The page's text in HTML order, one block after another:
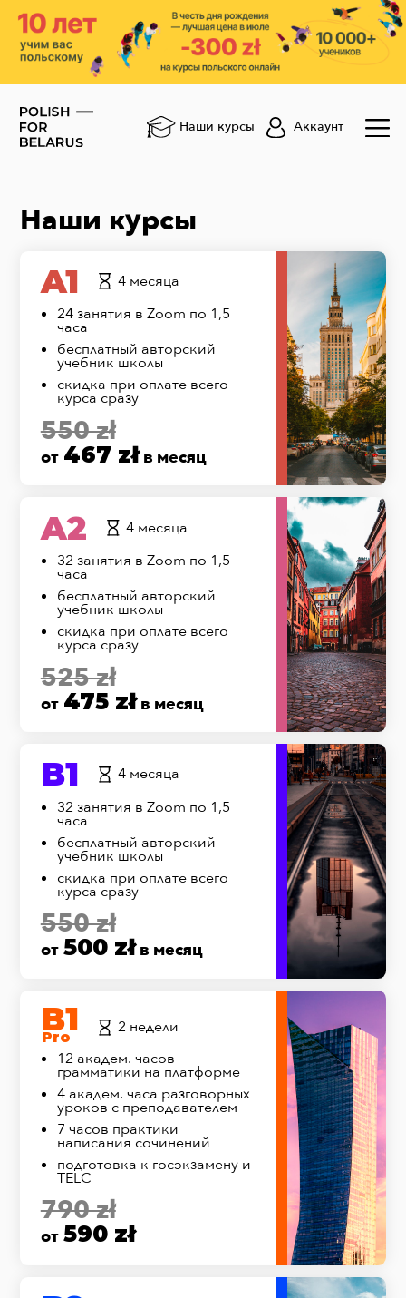
Наши курсы Аккаунт
Наши курсы
A1
4 месяца
24 занятия в Zoom по 1,5
часа
бесплатный авторский
учебник школы
скидка при оплате всего
курса сразу
550 zł
от 467 złв месяц
A2
4 месяца
32 занятия в Zoom по 1,5
часа
бесплатный авторский
учебник школы
скидка при оплате всего
курса сразу
525 zł
от 475 złв месяц
B1
4 месяца
32 занятия в Zoom по 1,5
часа
бесплатный авторский
учебник школы
скидка при оплате всего
курса сразу
550 zł
от 500 złв месяц
B1
Pro
2 недели
12 академ. часов
грамматики на платформе
4 академ. часа разговорных
уроков с преподавателем
7 часов практики
написания сочинений
подготовка к госэкзамену и
TELC
790 zł
от 590 zł